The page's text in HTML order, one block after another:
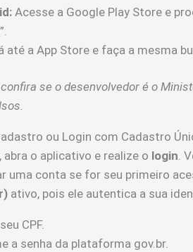
Acesse a Google Play Store e
até a App Store e faça a mesma
se o desenvolvedor é o
ou Login com Cadastro
abra o aplicativo e realize o login.
uma conta se for seu primeiro
ativo, pois ele autentica a sua
CPF.
a senha da plataforma gov.br.